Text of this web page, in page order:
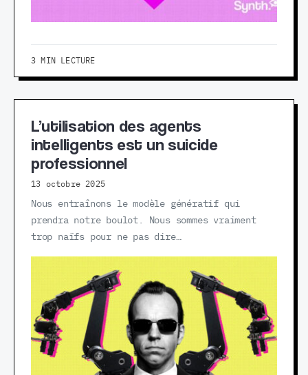
3 MIN LECTURE
L’utilisation des agents
intelligents est un suicide
professionnel
13 octobre 2025
Nous entraînons le modèle génératif qui
prendra notre boulot. Nous sommes vraiment
trop naïfs pour ne pas dire…